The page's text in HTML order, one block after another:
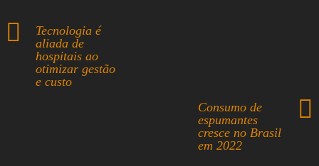
bo
ok
ea
ds
Tecnologia é
aliada de
hospitais ao
otimizar gestão
e custo
Consumo de
espumantes
cresce no Brasil
em 2022